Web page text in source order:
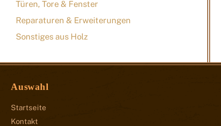
Türen, Tore & Fenster
Reparaturen & Erweiterungen
Sonstiges aus Holz
Auswahl
Startseite
Kontakt